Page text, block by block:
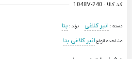
کد کالا : 1048V-240
دسته : انبر کلاغی برند : بتا
مشاهده انواع انبر کلاغی بتا